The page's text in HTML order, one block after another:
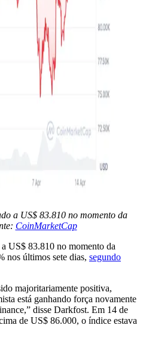
a US$ 83.810 no momento da
CoinMarketCap
US$ 83.810 no momento da
nos últimos sete dias, segundo
majoritariamente positiva,
está ganhando força novamente
disse Darkfost. Em 14 de
de US$ 86.000, o índice estava